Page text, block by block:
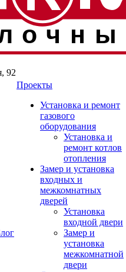
92
Проекты
Установка и ремонт
газового
оборудования
Установка и
ремонт котлов
отопления
Замер и установка
входных и
межкомнатных
дверей
Установка
входной двери
Замер и
установка
межкомнатной
двери